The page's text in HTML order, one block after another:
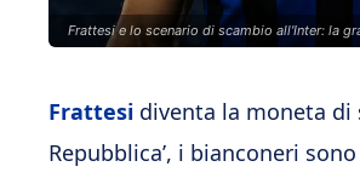
Frattesi e lo scenario di scambio all'Inter: la
Frattesi diventa la moneta di
Repubblica’, i bianconeri